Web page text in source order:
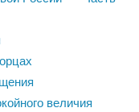
величия